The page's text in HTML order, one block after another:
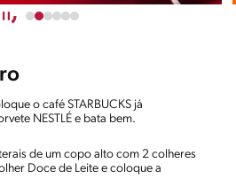
o café STARBUCKS já
NESTLÉ e bata bem.
de um copo alto com 2 colheres
Doce de Leite e coloque a